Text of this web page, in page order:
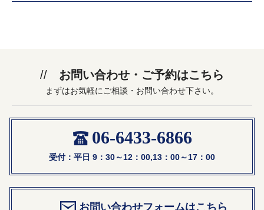
お問い合わせ・ご予約はこちら
まずはお気軽にご相談・お問い合わせ下さい。
06-6433-6866
受付：平日 9：30～12：00,13：00～17：00
お問い合わせフォームはこちら